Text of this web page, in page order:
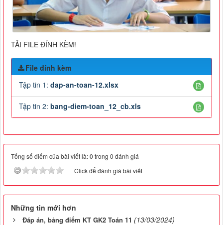
TẢI FILE ĐÍNH KÈM!
File đính kèm
Tập tin 1: dap-an-toan-12.xlsx
Tập tin 2: bang-diem-toan_12_cb.xls
Tổng số điểm của bài viết là: 0 trong 0 đánh giá
Click để đánh giá bài viết
Những tin mới hơn
Đáp án, bảng điểm KT GK2 Toán 11 (13/03/2024)